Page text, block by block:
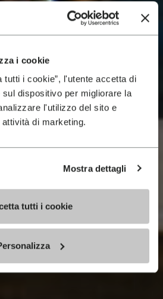
i cookie
tutti i cookie”, l'utente accetta di
dispositivo per migliorare la
l'utilizzo del sito e
di marketing.
Mostra dettagli
tutti i cookie